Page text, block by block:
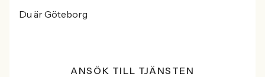
Du är Göteborg
ANSÖK TILL TJÄNSTEN